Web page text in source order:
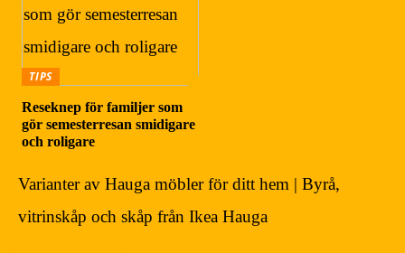
TIPS
Reseknep för familjer som
gör semesterresan smidigare
och roligare
Varianter av Hauga möbler för ditt hem | Byrå,
vitrinskåp och skåp från Ikea Hauga